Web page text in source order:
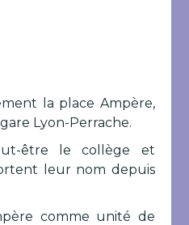
la place Ampère,
Lyon-Perrache.
être le collège et
leur nom depuis
comme unité de